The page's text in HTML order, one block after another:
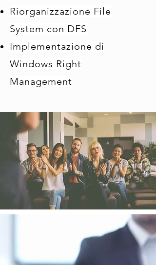
Riorganizzazione File
System con DFS
Implementazione di
Windows Right
Management